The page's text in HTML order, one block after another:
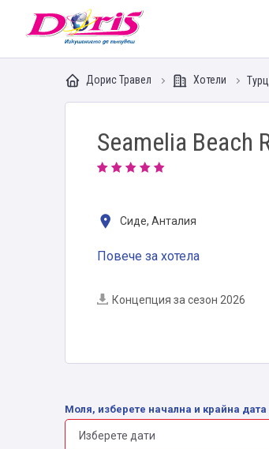
Doris -
Дорис Травел Хотели
Seamelia Beach
Сиде, Анталия
Повече за хотела
Концепция за сезон 2026
Моля, изберете начална и крайна дата